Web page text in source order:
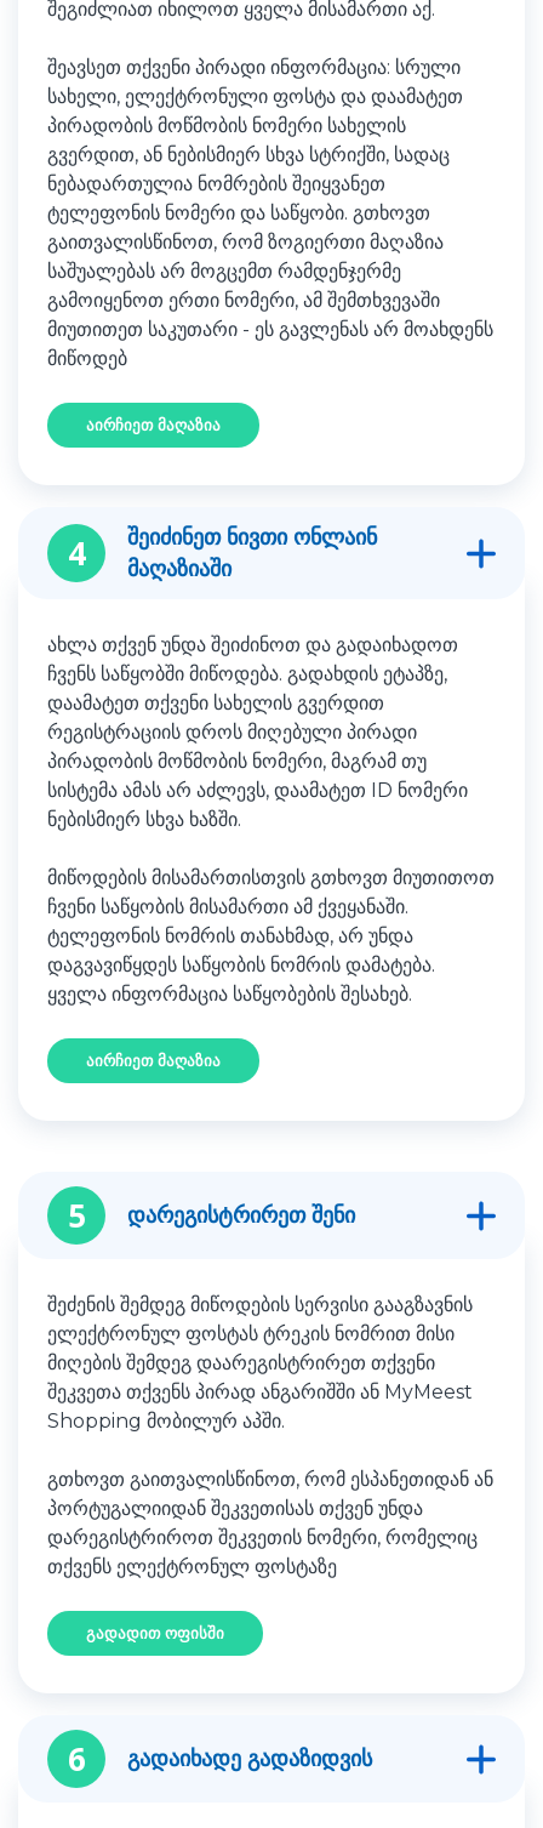
შეგიძლიათ იხილოთ ყველა მისამართი აქ.
შეავსეთ თქვენი პირადი ინფორმაცია: სრული
სახელი, ელექტრონული ფოსტა და დაამატეთ
პირადობის მოწმობის ნომერი სახელის
გვერდით, ან ნებისმიერ სხვა სტრიქში, სადაც
ნებადართულია ნომრების შეიყვანეთ
ტელეფონის ნომერი და საწყობი. გთხოვთ
გაითვალისწინოთ, რომ ზოგიერთი მაღაზია
საშუალებას არ მოგცემთ რამდენჯერმე
გამოიყენოთ ერთი ნომერი, ამ შემთხვევაში
მიუთითეთ საკუთარი - ეს გავლენას არ მოახდენს
მიწოდებ
აირჩიეთ მაღაზია
4
შეიძინეთ ნივთი ონლაინ
მაღაზიაში
ახლა თქვენ უნდა შეიძინოთ და გადაიხადოთ
ჩვენს საწყობში მიწოდება. გადახდის ეტაპზე,
დაამატეთ თქვენი სახელის გვერდით
რეგისტრაციის დროს მიღებული პირადი
პირადობის მოწმობის ნომერი, მაგრამ თუ
სისტემა ამას არ აძლევს, დაამატეთ ID ნომერი
ნებისმიერ სხვა ხაზში.
მიწოდების მისამართისთვის გთხოვთ მიუთითოთ
ჩვენი საწყობის მისამართი ამ ქვეყანაში.
ტელეფონის ნომრის თანახმად, არ უნდა
დაგვავიწყდეს საწყობის ნომრის დამატება.
ყველა ინფორმაცია საწყობების შესახებ.
აირჩიეთ მაღაზია
5 დარეგისტრირეთ შენი
შეძენის შემდეგ მიწოდების სერვისი გააგზავნის
ელექტრონულ ფოსტას ტრეკის ნომრით მისი
მიღების შემდეგ დაარეგისტრირეთ თქვენი
შეკვეთა თქვენს პირად ანგარიშში ან MyMeest
Shopping მობილურ აპში.
გთხოვთ გაითვალისწინოთ, რომ ესპანეთიდან ან
პორტუგალიიდან შეკვეთისას თქვენ უნდა
დარეგისტრიროთ შეკვეთის ნომერი, რომელიც
თქვენს ელექტრონულ ფოსტაზე
გადადით ოფისში
6 გადაიხადე გადაზიდვის